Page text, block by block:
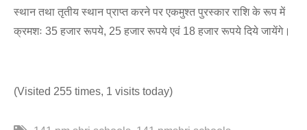
स्थान तथा तृतीय स्थान प्राप्त करने पर एकमुश्त पुरस्कार राशि के रूप में
क्रमशः 35 हजार रूपये, 25 हजार रूपये एवं 18 हजार रूपये दिये जायेंगे।
(Visited 255 times, 1 visits today)